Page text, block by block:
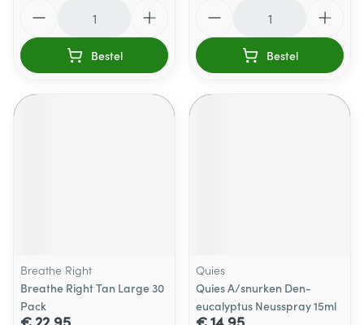
Bestel Bestel
Breathe Right
Breathe Right Tan Large 30
Pack
Quies
Quies A/snurken Den-
eucalyptus Neusspray 15ml